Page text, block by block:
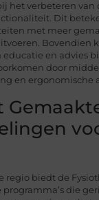
het verbeteren van
Dit
met meer
Bovendien
en advies
door
en ergonomische
regio biedt de
programma’s die